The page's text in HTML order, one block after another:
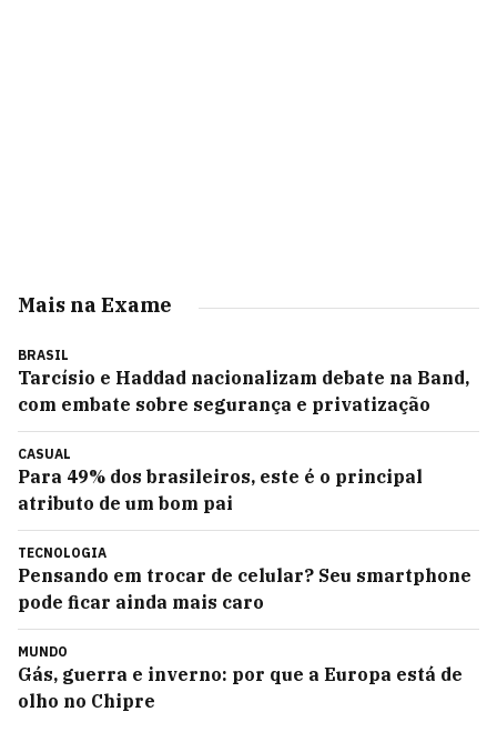
Mais na Exame
BRASIL
Tarcísio e Haddad nacionalizam debate na Band,
com embate sobre segurança e privatização
CASUAL
Para 49% dos brasileiros, este é o principal
atributo de um bom pai
TECNOLOGIA
Pensando em trocar de celular? Seu smartphone
pode ficar ainda mais caro
MUNDO
Gás, guerra e inverno: por que a Europa está de
olho no Chipre